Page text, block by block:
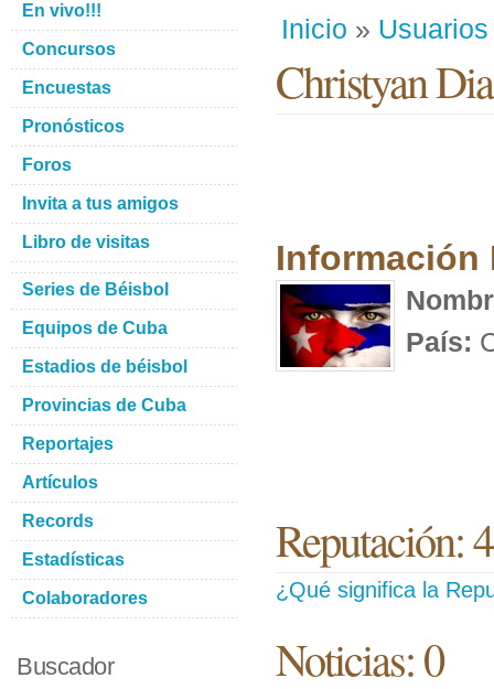
Inicio » Usuarios
Christyan
Información
País:
Reputación:
¿Qué significa la
Noticias: 0
En vivo!!!
Concursos
Encuestas
Pronósticos
Foros
Invita a tus amigos
Libro de visitas
Series de Béisbol
Equipos de Cuba
Estadios de béisbol
Provincias de Cuba
Reportajes
Artículos
Records
Estadísticas
Colaboradores
Buscador